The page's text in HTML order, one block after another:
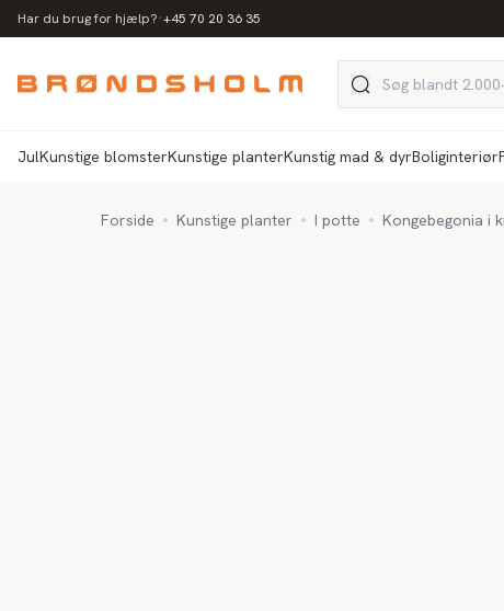
Har du brug for hjælp?·+45 70 20 36 35
JulKunstige blomsterKunstige planterKunstig mad & dyrBoliginteriør
Forside Kunstige planter I potte Kongebegonia i